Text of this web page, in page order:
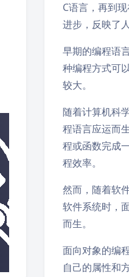
C语言，再到
进步，反映了
早期的编程语
种编程方式可
较大。
随着计算机科
程语言应运而
程或函数完成
程效率。
然而，随着软
软件系统时，
而生。
面向对象的编
自己的属性和